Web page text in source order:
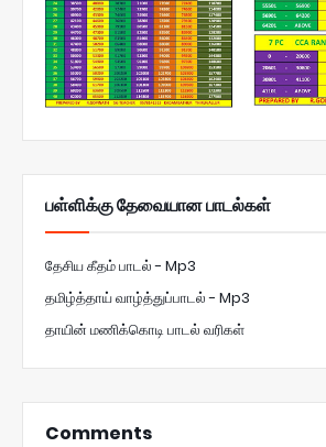
பள்ளிக்கு தேவையான பாடல்கள்
தேசிய கீதம் பாடல் - Mp3
தமிழ்த்தாய் வாழ்த்துப்பாடல் - Mp3
தாயின் மணிக்கொடி பாடல் வரிகள்
Comments